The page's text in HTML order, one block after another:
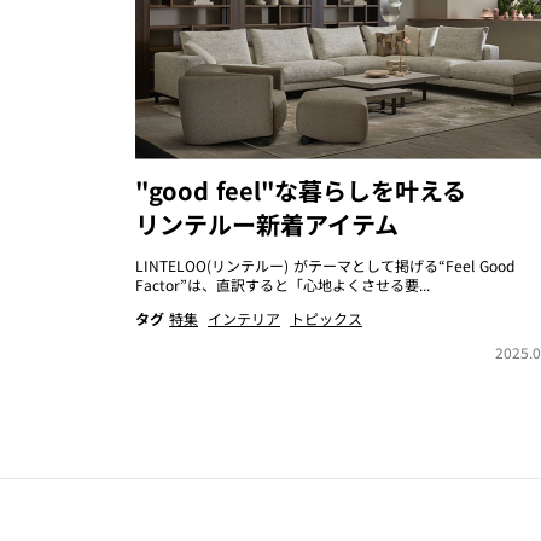
"good feel"な暮らしを叶える
リンテルー新着アイテム
LINTELOO(リンテルー) がテーマとして掲げる“Feel Good
Factor”は、直訳すると「心地よくさせる要...
タグ 特集 インテリア
トピックス